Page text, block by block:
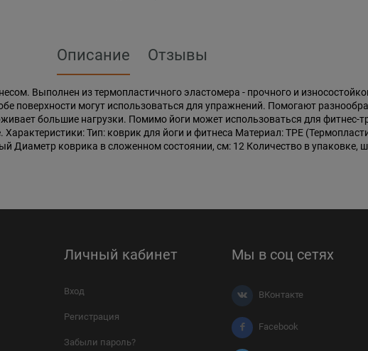
Описание Отзывы
Выполнен из термопластичного эластомера - прочного и
поверхности могут использоваться для упражнений. Помогают
большие нагрузки. Помимо йоги может использоваться для фитнес-
Характеристики: Тип: коврик для йоги и фитнеса Материал: ТРЕ
Диаметр коврика в сложенном состоянии, см: 12 Количество в упаковке,
Личный кабинет
Вход
Регистрация
Забыли пароль?
Мы в соц сетях
ВКонтакте
Facebook